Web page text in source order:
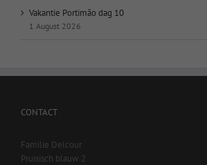
Vakantie Portimão dag 10
1 August 2026
CONTACT
Familie Delcour
Pruisisch blauw 2